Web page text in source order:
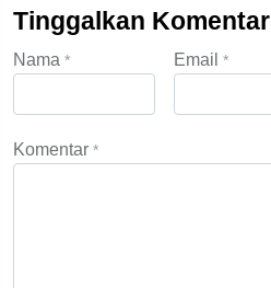
Tinggalkan Komentar
Nama * Email *
Komentar *